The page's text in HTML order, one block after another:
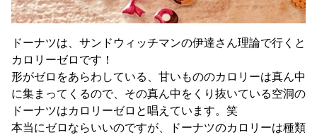
ドーナツは、サンドウィッチマンの伊達さん理論で行くと
カロリーゼロです！
形がゼロをあらわしている、甘いもののカロリーは真ん中
に集まってくるので、その真ん中をくり抜いている空洞の
ドーナツはカロリーゼロと唱えています。笑
本当にゼロならいいのですが、ドーナツのカロリーは種類